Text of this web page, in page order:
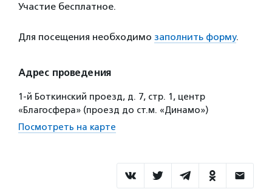
Участие бесплатное.
Для посещения необходимо заполнить форму.
Адрес проведения
1-й Боткинский проезд, д. 7, стр. 1, центр
«Благосфера» (проезд до ст.м. «Динамо»)
Посмотреть на карте